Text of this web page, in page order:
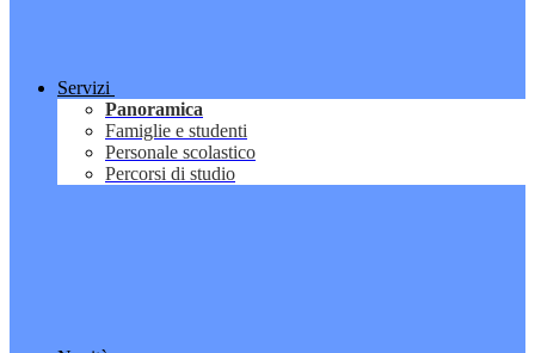
Servizi
Panoramica
Famiglie e studenti
Personale scolastico
Percorsi di studio